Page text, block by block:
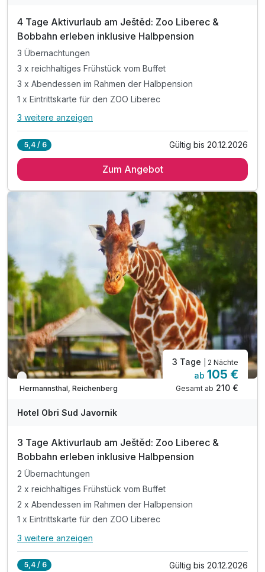
4 Tage Aktivurlaub am Ještěd: Zoo Liberec &
Bobbahn erleben inklusive Halbpension
3 Übernachtungen
3 x reichhaltiges Frühstück vom Buffet
3 x Abendessen im Rahmen der Halbpension
1 x Eintrittskarte für den ZOO Liberec
Alle Inklusivleistungen
3 x reichhaltiges Frühstück vom Buffet
1 x Eintrittskarte für den ZOO Liberec
1 x Eintrittskarte für die Bobbahn
inkl. Parkplatz & WLAN-Nutzung
3 weitere anzeigen
5,4 / 6 Gültig bis 20.12.2026
Zum Angebot
Verfügbar bis Dezember
Hermannsthal, Reichenberg
3 Tage | 2 Nächte
ab 105 €
Gesamt ab 210 €
Hotel Obri Sud Javornik
3 Tage Aktivurlaub am Ještěd: Zoo Liberec &
Bobbahn erleben inklusive Halbpension
2 Übernachtungen
2 x reichhaltiges Frühstück vom Buffet
2 x Abendessen im Rahmen der Halbpension
1 x Eintrittskarte für den ZOO Liberec
Alle Inklusivleistungen
3 weitere anzeigen
5,4 / 6 Gültig bis 20.12.2026